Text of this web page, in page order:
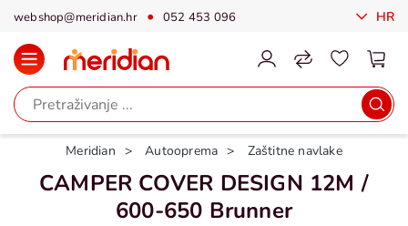
webshop@meridian.hr 052 453 096 HR
Meridian Autooprema Zaštitne navlake
CAMPER COVER DESIGN 12M /
600-650 Brunner